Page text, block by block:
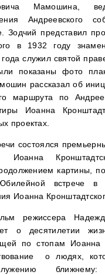
Мамошина,
Андреевского
Зодчий представил
в 1932 году
года служил святой
показаны фото
рассказал об
маршрута по
Иоанна
проектах.
состоялся
Иоанна
картины,
встрече в
Иоанна
режиссера
о десятилетии
по стопам Иоанна
о людях,
ближнему: